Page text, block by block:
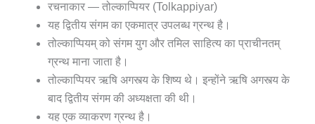
रचनाकार — तोल्काप्पियर (Tolkappiyar)
यह द्वितीय संगम का एकमात्र उपलब्ध ग्रन्थ है।
तोल्काप्पियम् को संगम युग और तमिल साहित्य का प्राचीनतम्
ग्रन्थ माना जाता है।
तोल्काप्पियर ऋषि अगस्त्य के शिष्य थे। इन्होंने ऋषि अगस्त्य के
बाद द्वितीय संगम की अध्यक्षता की थी।
यह एक व्याकरण ग्रन्थ है।